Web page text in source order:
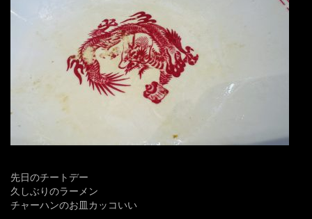
先日のチートデー
久しぶりのラーメン
チャーハンのお皿カッコいい